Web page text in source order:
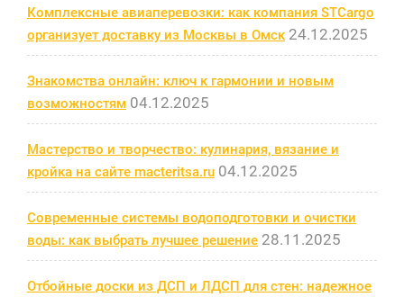
Комплексные авиаперевозки: как компания STCargo
организует доставку из Москвы в Омск 24.12.2025
Знакомства онлайн: ключ к гармонии и новым
возможностям 04.12.2025
Мастерство и творчество: кулинария, вязание и
кройка на сайте macteritsa.ru 04.12.2025
Современные системы водоподготовки и очистки
воды: как выбрать лучшее решение 28.11.2025
Отбойные доски из ДСП и ЛДСП для стен: надежное